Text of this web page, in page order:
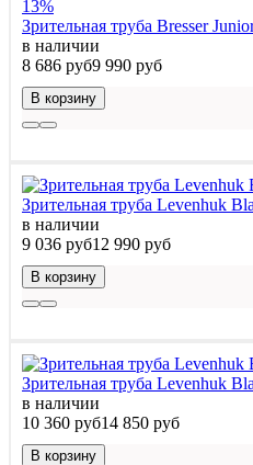
13%
Зрительная труба Bresser
в наличии
8 686 руб9 990 руб
В корзину
Зрительная труба Levenhuk
в наличии
9 036 руб12 990 руб
В корзину
Зрительная труба Levenhuk
в наличии
10 360 руб14 850 руб
В корзину